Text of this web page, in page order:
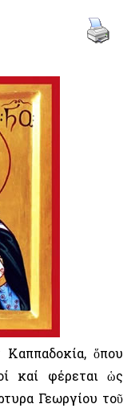
ὅπου
καί φέρεται ὡς
Γεωργίου τοῦ